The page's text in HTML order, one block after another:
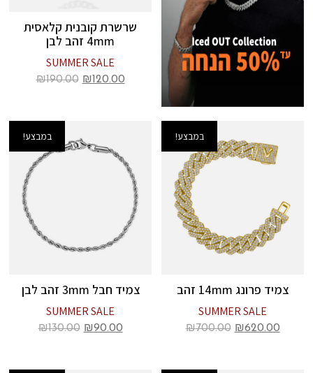
שרשרת קובנית קלאסית
4mm זהב לבן
SUMMER SALE
₪ 120.00
₪190.00
במבצע!
צמיד פרונג 14mm זהב
SUMMER SALE
₪620.00
₪700.00
במבצע!
צמיד חבל 3mm זהב לבן
SUMMER SALE
₪90.00
₪130.00